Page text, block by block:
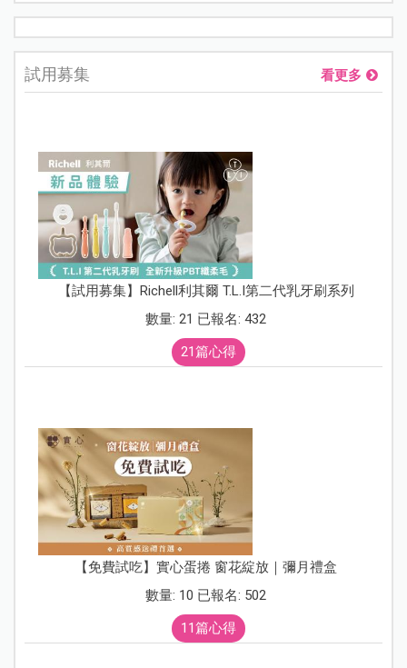
試用募集 看更多
【試用募集】Richell利其爾 T.L.I第二代乳牙刷系列
數量: 21 已報名: 432
21篇心得
【免費試吃】實心蛋捲 窗花綻放｜彌月禮盒
數量: 10 已報名: 502
11篇心得